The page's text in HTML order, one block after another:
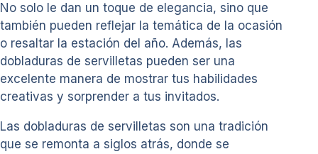
No solo le dan un toque de elegancia, sino que
también pueden reflejar la temática de la ocasión
o resaltar la estación del año. Además, las
dobladuras de servilletas pueden ser una
excelente manera de mostrar tus habilidades
creativas y sorprender a tus invitados.
Las dobladuras de servilletas son una tradición
que se remonta a siglos atrás, donde se